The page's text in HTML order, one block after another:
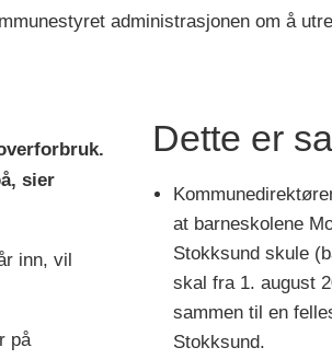
administrasjonen om å
Dette er
at barneskolene
Stokksund skule
skal fra 1. august
sammen til en
Stokksund.
sier
inn, vil
på